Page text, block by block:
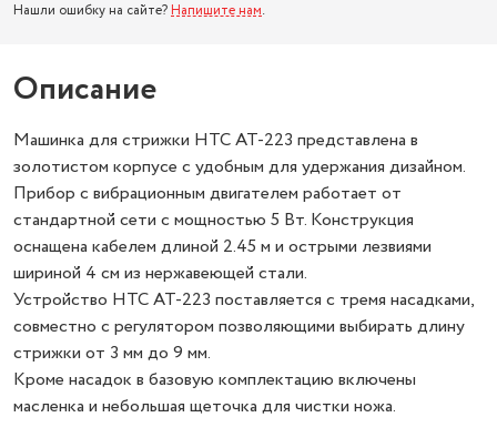
Нашли ошибку на сайте? Напишите нам.
Описание
Машинка для стрижки HTC AT-223 представлена в
золотистом корпусе с удобным для удержания дизайном.
Прибор с вибрационным двигателем работает от
стандартной сети с мощностью 5 Вт. Конструкция
оснащена кабелем длиной 2.45 м и острыми лезвиями
шириной 4 см из нержавеющей стали.
Устройство HTC AT-223 поставляется с тремя насадками,
совместно с регулятором позволяющими выбирать длину
стрижки от 3 мм до 9 мм.
Кроме насадок в базовую комплектацию включены
масленка и небольшая щеточка для чистки ножа.